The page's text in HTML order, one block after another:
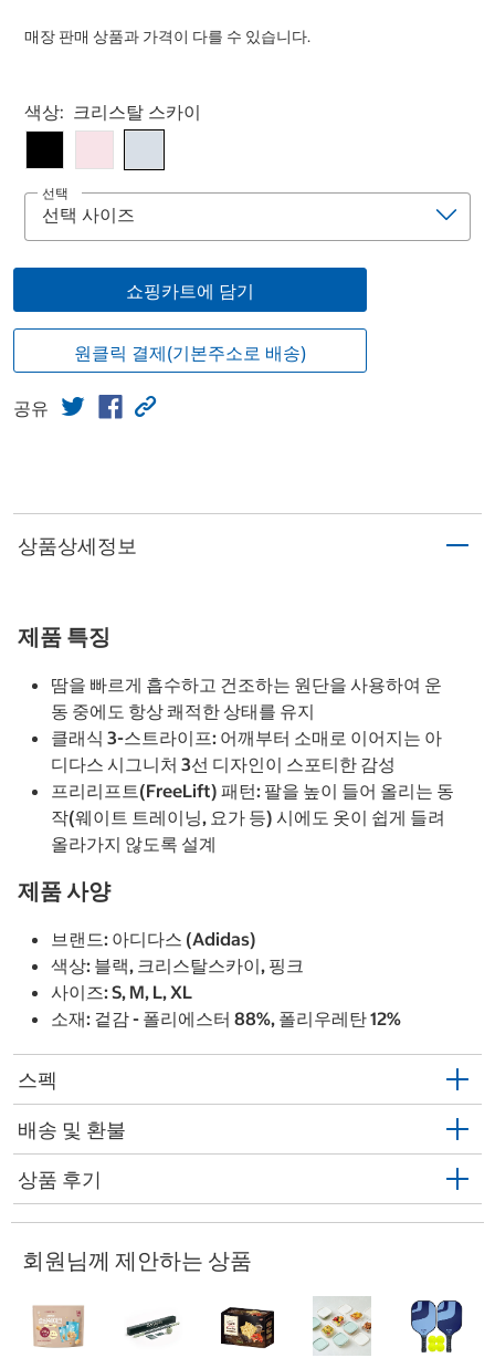
매장 판매 상품과 가격이 다를 수 있습니다.
Select product
색상: 크리스탈 스카이
선택
쇼핑카트에 담기
원클릭 결제(기본주소로 배송)
공유
상품상세정보
제품 특징
땀을 빠르게 흡수하고 건조하는 원단을 사용하여 운
동 중에도 항상 쾌적한 상태를 유지
클래식 3-스트라이프: 어깨부터 소매로 이어지는 아
디다스 시그니처 3선 디자인이 스포티한 감성
프리리프트(FreeLift) 패턴: 팔을 높이 들어 올리는 동
작(웨이트 트레이닝, 요가 등) 시에도 옷이 쉽게 들려
올라가지 않도록 설계
제품 사양
브랜드: 아디다스 (Adidas)
색상: 블랙, 크리스탈스카이, 핑크
사이즈: S, M, L, XL
소재: 겉감 - 폴리에스터 88%, 폴리우레탄 12%
스펙
배송 및 환불
상품 후기
회원님께 제안하는 상품